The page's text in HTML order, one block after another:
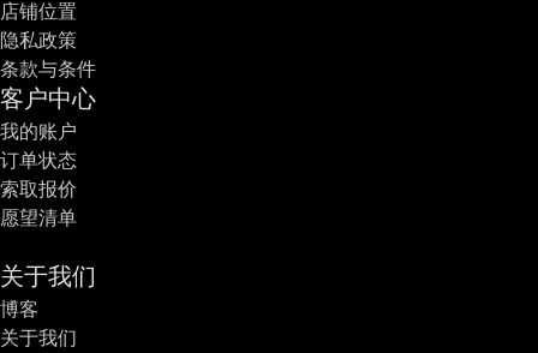
店铺位置
隐私政策
条款与条件
客户中心
我的账户
订单状态
索取报价
愿望清单
关于我们
博客
关于我们